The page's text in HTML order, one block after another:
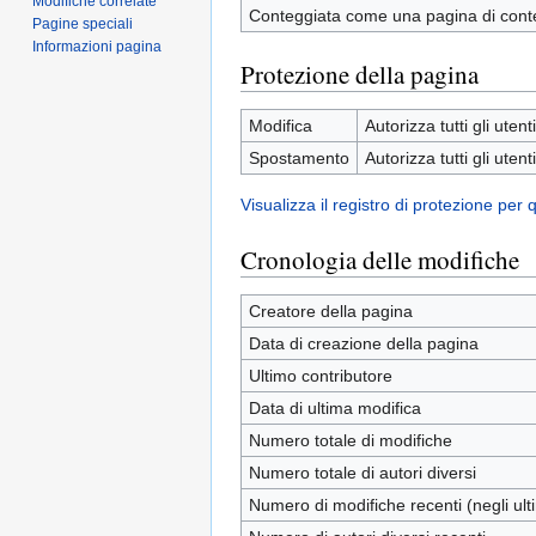
Conteggiata come una pagina di
Protezione della pagina
Modifica
Autorizza tutti gli
Spostamento
Autorizza tutti gli
Visualizza il registro di protezione per
Cronologia delle modifiche
Creatore della pagina
Data di creazione della pagina
Ultimo contributore
Data di ultima modifica
Numero totale di modifiche
Numero totale di autori diversi
Numero di modifiche recenti (negli
Pagine speciali
Informazioni pagina